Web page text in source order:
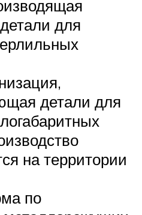
для
детали для
на территории
по